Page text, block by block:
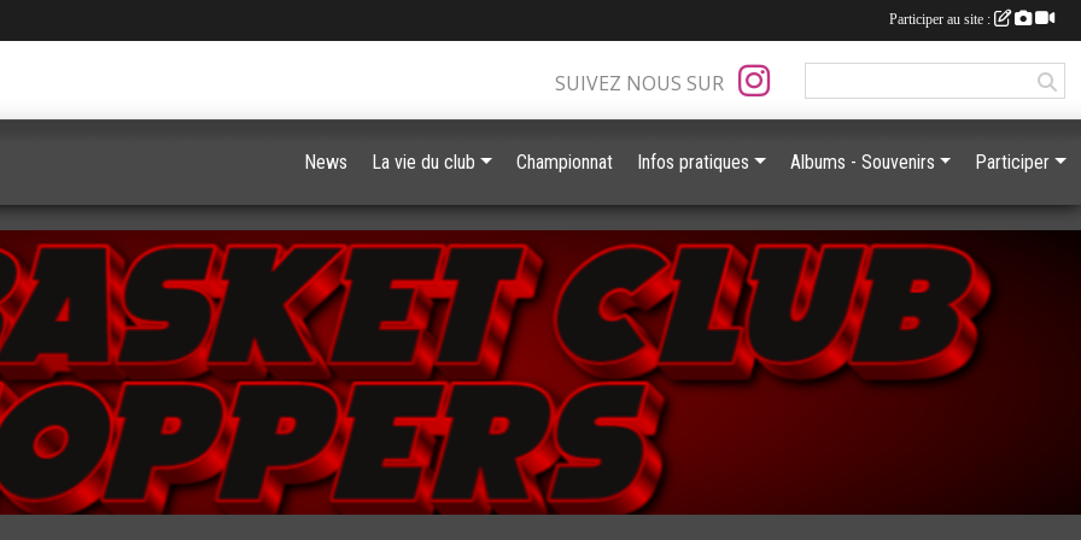
SUIVEZ NOUS SUR
News La vie du club Championnat Infos pratiques Albums - Souvenirs Participer
Participer au site :